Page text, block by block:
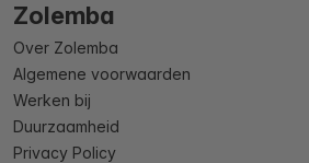
Zolemba
Over Zolemba
Algemene voorwaarden
Werken bij
Duurzaamheid
Privacy Policy